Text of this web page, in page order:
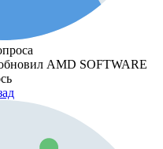
AMD SOFTWARE